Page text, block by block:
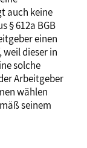
auch keine
§ 612a BGB
einen
dieser in
solche
Arbeitgeber
wählen
seinem